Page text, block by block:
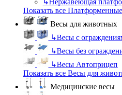
Показать все
Весы для животных
↳Весы с
↳Весы без
↳Весы Автоприцеп
Показать все Весы для
Медицинские весы